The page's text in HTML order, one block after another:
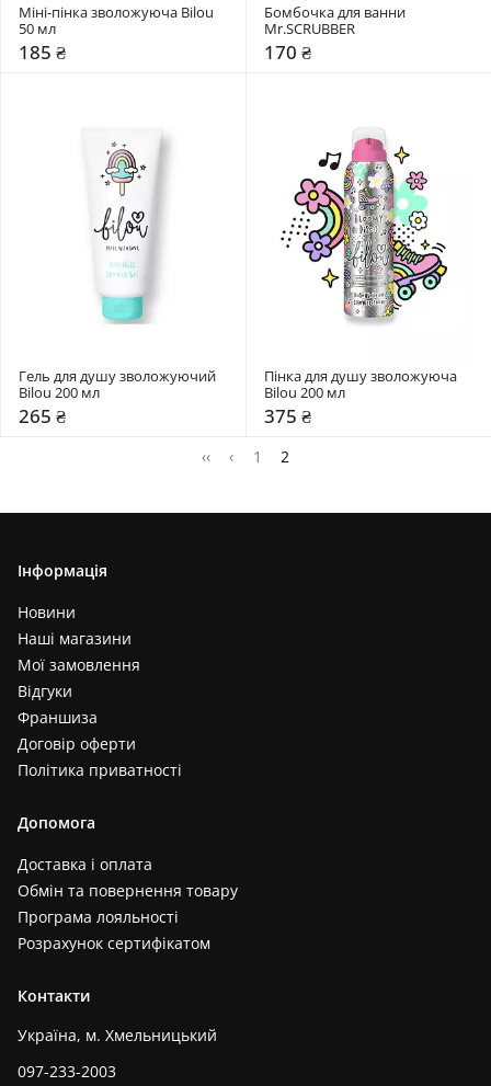
Міні-пінка зволожуюча Bilou
50 мл
185 ₴
Бомбочка для ванни
Mr.SCRUBBER
170 ₴
Гель для душу зволожуючий
Bilou 200 мл
265 ₴
Пінка для душу зволожуюча
Bilou 200 мл
375 ₴
‹‹ ‹ 1 2
Інформація
Новини
Наші магазини
Мої замовлення
Відгуки
Франшиза
Договір оферти
Політика приватності
Допомога
Доставка і оплата
Обмін та повернення товару
Програма лояльності
Розрахунок сертифікатом
Контакти
Україна, м. Хмельницький
097-233-2003